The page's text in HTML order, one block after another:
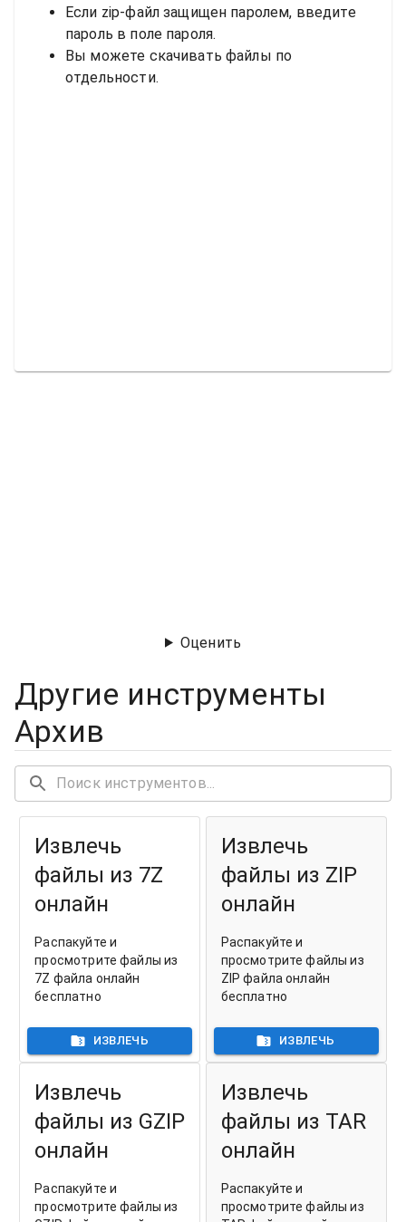
Если zip-файл защищен паролем, введите
пароль в поле пароля.
Вы можете скачивать файлы по
отдельности.
Оценить
Другие инструменты
Архив
Извлечь
файлы из 7Z
онлайн
Распакуйте и
просмотрите файлы из
7Z файла онлайн
бесплатно
ИЗВЛЕЧЬ
Извлечь
файлы из ZIP
онлайн
Распакуйте и
просмотрите файлы из
ZIP файла онлайн
бесплатно
ИЗВЛЕЧЬ
Извлечь
файлы из GZIP
онлайн
Распакуйте и
просмотрите файлы из
Извлечь
файлы из TAR
онлайн
Распакуйте и
просмотрите файлы из